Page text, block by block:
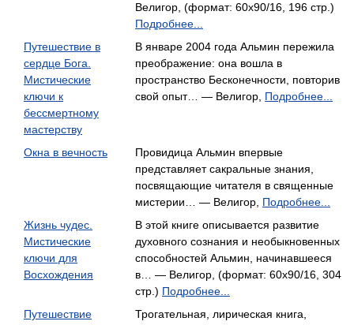
Велигор, (формат: 60x90/16, 196 стр.)
Подробнее...
Путешествие в
сердце Бога.
Мистические
ключи к
бессмертному
мастерству
В январе 2004 года Альмин пережила
преображение: она вошла в
пространство Бесконечности, повторив
свой опыт… — Велигор, Подробнее...
Окна в вечность
Провидица Альмин впервые
представляет сакральные знания,
посвящающие читателя в священные
мистерии… — Велигор, Подробнее...
Жизнь чудес.
Мистические
ключи для
Восхождения
В этой книге описывается развитие
духовного сознания и необыкновенных
способностей Альмин, начинавшееся
в… — Велигор, (формат: 60x90/16, 304
стр.) Подробнее...
Путешествие
Трогательная, лирическая книга,